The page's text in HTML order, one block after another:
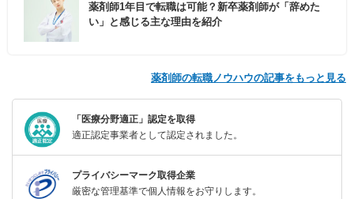
薬剤師1年目で転職は可能？新卒薬剤師が「辞めた
い」と感じる主な理由を紹介
薬剤師の転職ノウハウの記事をもっと見る
「医療分野適正」認定を取得
適正認定事業者として認定されました。
プライバシーマーク取得企業
厳密な管理基準で個人情報をお守りします。